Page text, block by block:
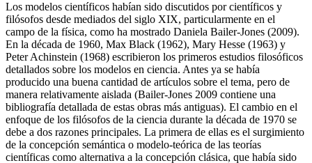
Los modelos científicos habían sido discutidos por científicos y
filósofos desde mediados del siglo XIX, particularmente en el
campo de la física, como ha mostrado Daniela Bailer-Jones (2009).
En la década de 1960, Max Black (1962), Mary Hesse (1963) y
Peter Achinstein (1968) escribieron los primeros estudios filosóficos
detallados sobre los modelos en ciencia. Antes ya se había
producido una buena cantidad de artículos sobre el tema, pero de
manera relativamente aislada (Bailer-Jones 2009 contiene una
bibliografía detallada de estas obras más antiguas). El cambio en el
enfoque de los filósofos de la ciencia durante la década de 1970 se
debe a dos razones principales. La primera de ellas es el surgimiento
de la concepción semántica o modelo-teórica de las teorías
científicas como alternativa a la concepción clásica, que había sido